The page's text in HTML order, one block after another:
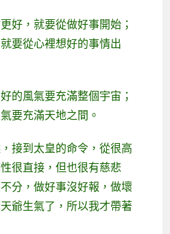
好，就要從做好事開始；
要從心裡想好的事情出
的風氣要充滿整個宇宙；
要充滿天地之間。
接到太皇的命令，從很高
很直接，但也很有慈悲
分，做好事沒好報，做壞
爺生氣了，所以我才帶著